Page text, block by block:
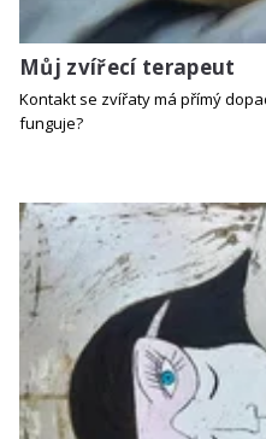
Můj zvířecí terapeut
Kontakt se zvířaty má přímý
funguje?